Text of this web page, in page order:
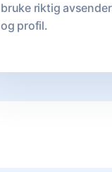
bruke riktig
og profil.